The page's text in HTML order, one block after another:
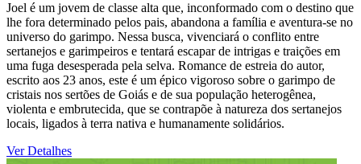
Joel é um jovem de classe alta que, inconformado com o destino que
lhe fora determinado pelos pais, abandona a família e aventura-se no
universo do garimpo. Nessa busca, vivenciará o conflito entre
sertanejos e garimpeiros e tentará escapar de intrigas e traições em
uma fuga desesperada pela selva. Romance de estreia do autor,
escrito aos 23 anos, este é um épico vigoroso sobre o garimpo de
cristais nos sertões de Goiás e de sua população heterogênea,
violenta e embrutecida, que se contrapõe à natureza dos sertanejos
locais, ligados à terra nativa e humanamente solidários.
Ver Detalhes